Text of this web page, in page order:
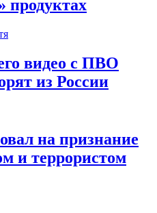
продуктах
видео с ПВО
из России
на признание
и террористом